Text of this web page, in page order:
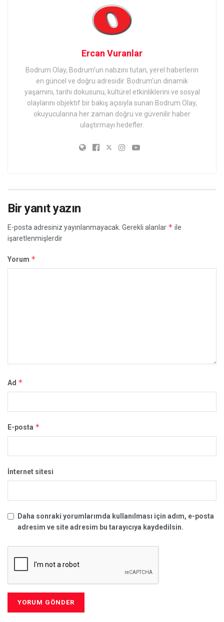
Ercan Vuranlar
Bodrum Olay, Bodrum'un nabzını tutan, yerel haberlerin
en güncel ve doğru adresidir. Bodrum'un dinamik
yaşamını, tarihi dokusunu, kültürel etkinliklerini ve sosyal
olaylarını objektif bir bakış açısıyla sunan Bodrum Olay,
okuyucularına her zaman doğru ve güvenilir haber
ulaştırmayı hedefler.
Bir yanıt yazın
E-posta adresiniz yayınlanmayacak. Gerekli alanlar * ile
işaretlenmişlerdir
Yorum *
Ad *
E-posta *
İnternet sitesi
Daha sonraki yorumlarımda kullanılması için adım, e-posta
adresim ve site adresim bu tarayıcıya kaydedilsin.